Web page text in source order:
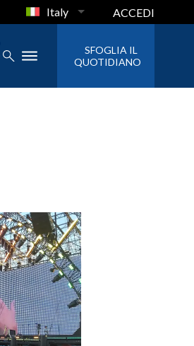
Italy ACCEDI
SFOGLIA IL
QUOTIDIANO